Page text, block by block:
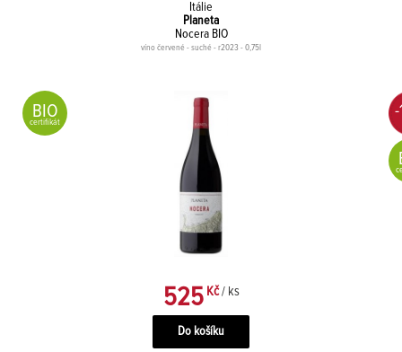
Itálie
Planeta
Nocera BIO
víno červené - suché - r2023 - 0,75l
BIO
certifikát
525 Kč / ks
-